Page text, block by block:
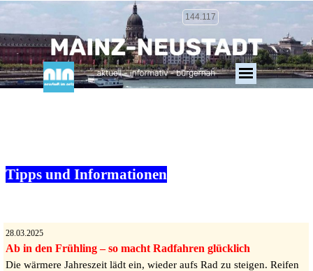
144.117
Tipps und Informationen
28.03.2025
Ab in den Frühling – so macht Radfahren glücklich
Die wärmere Jahreszeit lädt ein, wieder aufs Rad zu steigen. Reifen